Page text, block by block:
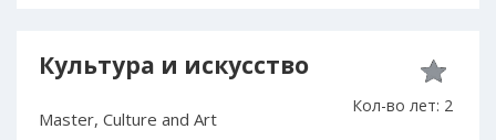
Культура и искусство
Master, Culture and Art
Кол-во лет: 2